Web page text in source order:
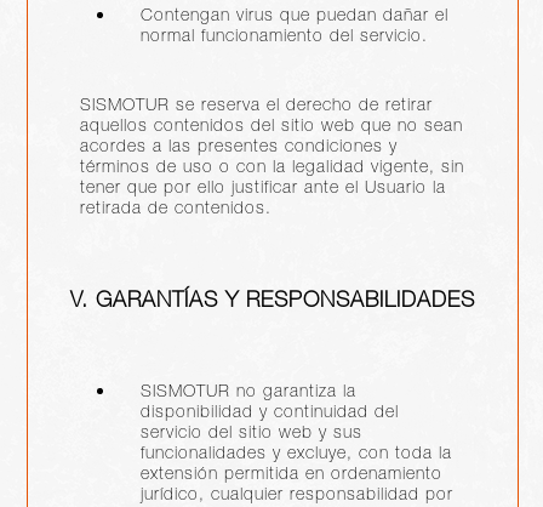
Contengan virus que puedan dañar el
normal funcionamiento del servicio.
SISMOTUR se reserva el derecho de retirar
aquellos contenidos del sitio web que no sean
acordes a las presentes condiciones y
términos de uso o con la legalidad vigente, sin
tener que por ello justificar ante el Usuario la
retirada de contenidos.
V. GARANTÍAS Y RESPONSABILIDADES
SISMOTUR no garantiza la
disponibilidad y continuidad del
servicio del sitio web y sus
funcionalidades y excluye, con toda la
extensión permitida en ordenamiento
jurídico, cualquier responsabilidad por